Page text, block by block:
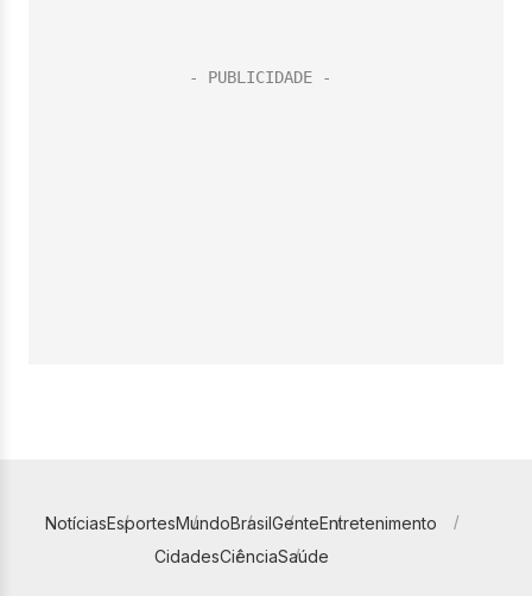
NotíciasEsportesMundoBrasilGenteEntretenimento
CidadesCiênciaSaúde